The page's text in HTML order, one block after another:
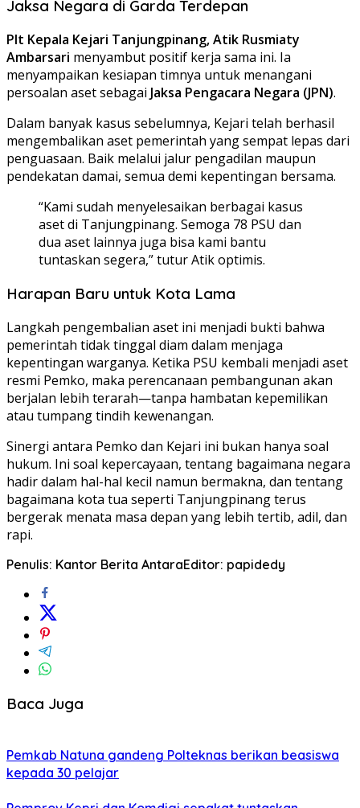
Jaksa Negara di Garda Terdepan
Plt Kepala Kejari Tanjungpinang, Atik Rusmiaty
Ambarsari menyambut positif kerja sama ini. Ia
menyampaikan kesiapan timnya untuk menangani
persoalan aset sebagai Jaksa Pengacara Negara (JPN).
Dalam banyak kasus sebelumnya, Kejari telah berhasil
mengembalikan aset pemerintah yang sempat lepas dari
penguasaan. Baik melalui jalur pengadilan maupun
pendekatan damai, semua demi kepentingan bersama.
“Kami sudah menyelesaikan berbagai kasus
aset di Tanjungpinang. Semoga 78 PSU dan
dua aset lainnya juga bisa kami bantu
tuntaskan segera,” tutur Atik optimis.
Harapan Baru untuk Kota Lama
Langkah pengembalian aset ini menjadi bukti bahwa
pemerintah tidak tinggal diam dalam menjaga
kepentingan warganya. Ketika PSU kembali menjadi aset
resmi Pemko, maka perencanaan pembangunan akan
berjalan lebih terarah—tanpa hambatan kepemilikan
atau tumpang tindih kewenangan.
Sinergi antara Pemko dan Kejari ini bukan hanya soal
hukum. Ini soal kepercayaan, tentang bagaimana negara
hadir dalam hal-hal kecil namun bermakna, dan tentang
bagaimana kota tua seperti Tanjungpinang terus
bergerak menata masa depan yang lebih tertib, adil, dan
rapi.
Penulis: Kantor Berita AntaraEditor: papidedy
Baca Juga
Pemkab Natuna gandeng Polteknas berikan beasiswa
kepada 30 pelajar